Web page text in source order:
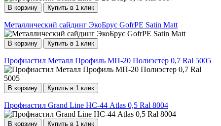
В корзину Купить в 1 клик
Металлический сайдинг ЭкоБрус GofrPE Satin Matt
В корзину Купить в 1 клик
Профнастил Металл Профиль МП-20 Полиэстер 0,7 Ral 5005
В корзину Купить в 1 клик
Профнастил Grand Line НС-44 Atlas 0,5 Ral 8004
В корзину Купить в 1 клик